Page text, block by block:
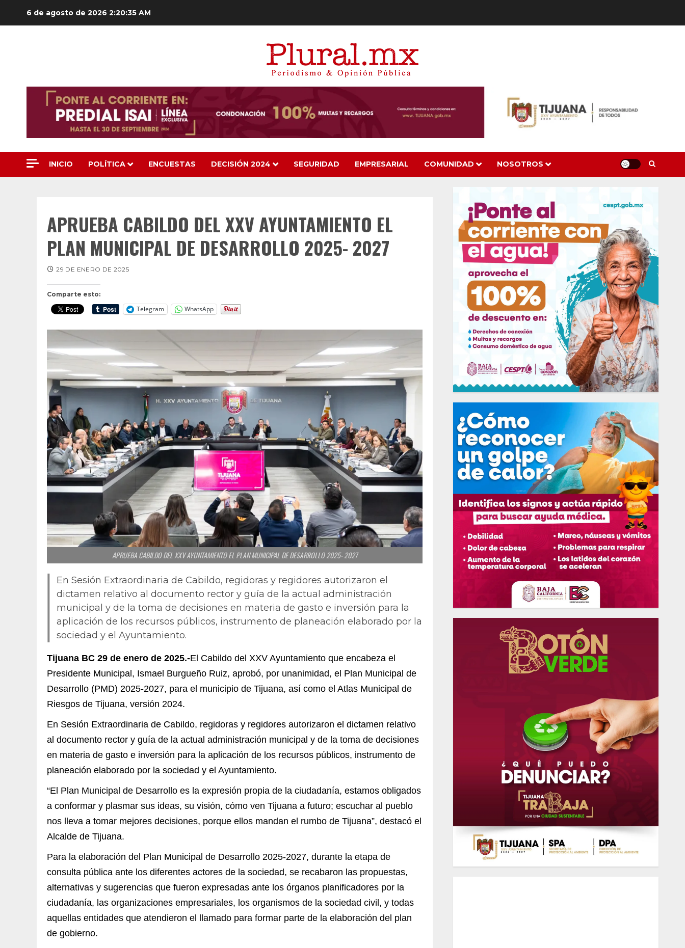
6 de agosto de 2026 2:20:37 AM
INICIO POLÍTICA ENCUESTAS DECISIÓN 2024 SEGURIDAD EMPRESARIAL COMUNIDAD NOSOTROS
APRUEBA CABILDO DEL XXV AYUNTAMIENTO EL
PLAN MUNICIPAL DE DESARROLLO 2025- 2027
Comparte esto:
Telegram WhatsApp
29 DE ENERO DE 2025
APRUEBA CABILDO DEL XXV AYUNTAMIENTO EL PLAN MUNICIPAL DE DESARROLLO 2025- 2027
En Sesión Extraordinaria de Cabildo, regidoras y regidores autorizaron el
dictamen relativo al documento rector y guía de la actual administración
municipal y de la toma de decisiones en materia de gasto e inversión para la
aplicación de los recursos públicos, instrumento de planeación elaborado por la
sociedad y el Ayuntamiento.
Tijuana BC 29 de enero de 2025.-El Cabildo del XXV Ayuntamiento que encabeza el
Presidente Municipal, Ismael Burgueño Ruiz, aprobó, por unanimidad, el Plan Municipal de
Desarrollo (PMD) 2025-2027, para el municipio de Tijuana, así como el Atlas Municipal de
Riesgos de Tijuana, versión 2024.
En Sesión Extraordinaria de Cabildo, regidoras y regidores autorizaron el dictamen relativo
al documento rector y guía de la actual administración municipal y de la toma de decisiones
en materia de gasto e inversión para la aplicación de los recursos públicos, instrumento de
planeación elaborado por la sociedad y el Ayuntamiento.
“El Plan Municipal de Desarrollo es la expresión propia de la ciudadanía, estamos obligados
a conformar y plasmar sus ideas, su visión, cómo ven Tijuana a futuro; escuchar al pueblo
nos lleva a tomar mejores decisiones, porque ellos mandan el rumbo de Tijuana”, destacó el
Alcalde de Tijuana.
Para la elaboración del Plan Municipal de Desarrollo 2025-2027, durante la etapa de
consulta pública ante los diferentes actores de la sociedad, se recabaron las propuestas,
alternativas y sugerencias que fueron expresadas ante los órganos planificadores por la
ciudadanía, las organizaciones empresariales, los organismos de la sociedad civil, y todas
aquellas entidades que atendieron el llamado para formar parte de la elaboración del plan
de gobierno.